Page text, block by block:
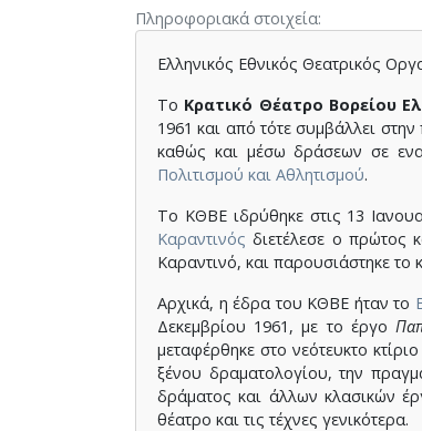
Πληροφοριακά στοιχεία
Ελληνικός Εθνικός Θεατρικός
Το Κρατικό Θέατρο Βορείου
1961 και από τότε συμβάλλει
καθώς και μέσω δράσεων σε
Πολιτισμού και Αθλητισμού.
Το ΚΘΒΕ ιδρύθηκε στις 13
Καραντινός διετέλεσε ο πρώτος
Καραντινό, και παρουσιάστηκε το
Αρχικά, η έδρα του ΚΘΒΕ ήταν το
Δεκεμβρίου 1961, με το έργο
μεταφέρθηκε στο νεότευκτο κτίριο
ξένου δραματολογίου, την
δράματος και άλλων κλασικών
θέατρο και τις τέχνες γενικότερα.